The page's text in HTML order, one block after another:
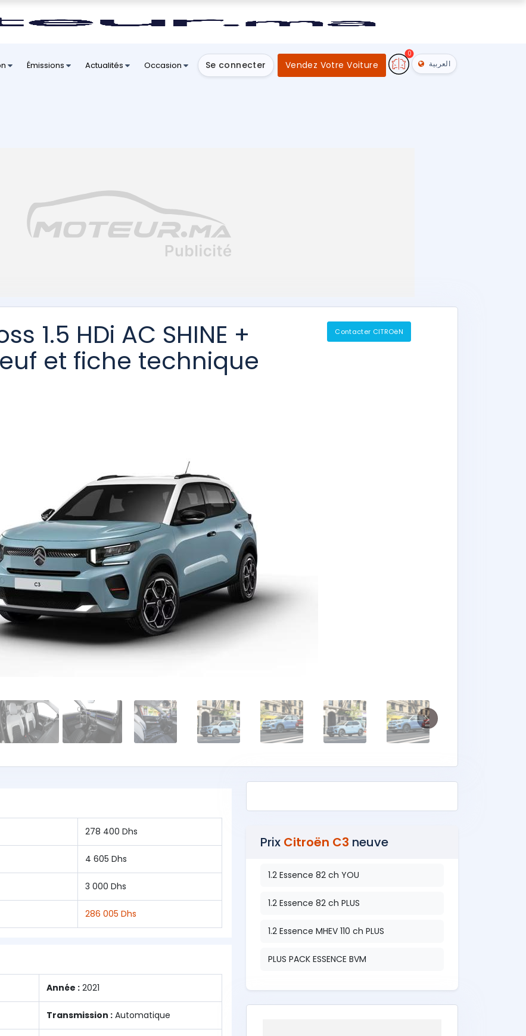
Émissions Actualités Occasion Se connecter Vendez Votre Voiture
0
العربية
1.5 HDi AC SHINE +
et fiche technique
Contacter CITROëN
278 400 Dhs
4 605 Dhs
3 000 Dhs
286 005 Dhs
Année : 2021
Transmission : Automatique
Prix Citroën C3 neuve
1.2 Essence 82 ch YOU
1.2 Essence 82 ch PLUS
1.2 Essence MHEV 110 ch PLUS
PLUS PACK ESSENCE BVM